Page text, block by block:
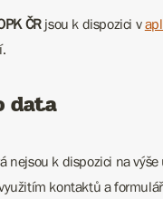
ČRjsou k dispozici v
data
nejsou k dispozici na
kontaktů a